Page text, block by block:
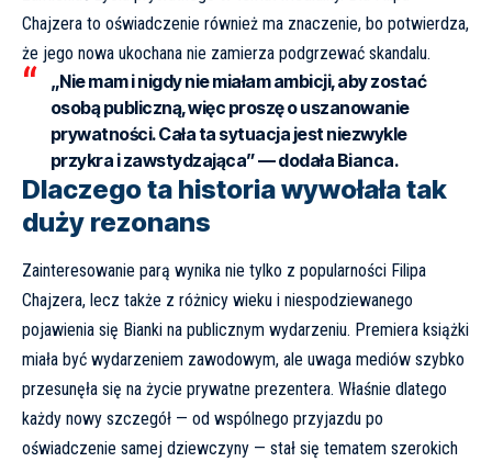
Chajzera to oświadczenie również ma znaczenie, bo potwierdza,
że jego nowa ukochana nie zamierza podgrzewać skandalu.
„Nie mam i nigdy nie miałam ambicji, aby zostać
osobą publiczną, więc proszę o uszanowanie
prywatności. Cała ta sytuacja jest niezwykle
przykra i zawstydzająca” — dodała Bianca.
Dlaczego ta historia wywołała tak
duży rezonans
Zainteresowanie parą wynika nie tylko z popularności Filipa
Chajzera, lecz także z różnicy wieku i niespodziewanego
pojawienia się Bianki na publicznym wydarzeniu. Premiera książki
miała być wydarzeniem zawodowym, ale uwaga mediów szybko
przesunęła się na życie prywatne prezentera. Właśnie dlatego
każdy nowy szczegół — od wspólnego przyjazdu po
oświadczenie samej dziewczyny — stał się tematem szerokich